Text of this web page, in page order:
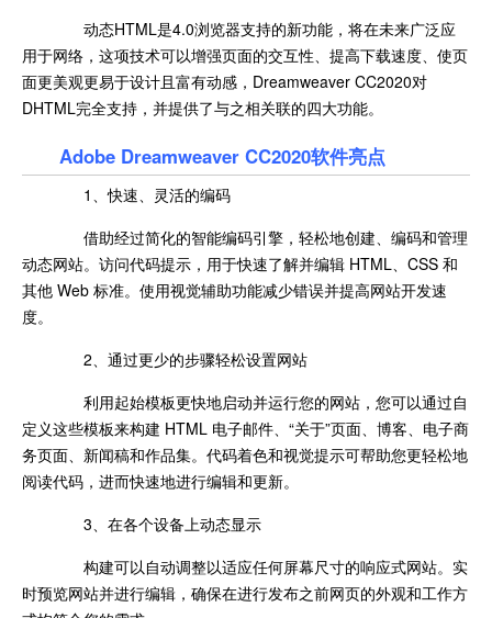
动态HTML是4.0浏览器支持的新功能，将在未来广泛应
用于网络，这项技术可以增强页面的交互性、提高下载速度、使页
面更美观更易于设计且富有动感，Dreamweaver CC2020对
DHTML完全支持，并提供了与之相关联的四大功能。
Adobe Dreamweaver CC2020软件亮点
1、快速、灵活的编码
借助经过简化的智能编码引擎，轻松地创建、编码和管理
动态网站。访问代码提示，用于快速了解并编辑 HTML、CSS 和
其他 Web 标准。使用视觉辅助功能减少错误并提高网站开发速
度。
2、通过更少的步骤轻松设置网站
利用起始模板更快地启动并运行您的网站，您可以通过自
定义这些模板来构建 HTML 电子邮件、“关于”页面、博客、电子商
务页面、新闻稿和作品集。代码着色和视觉提示可帮助您更轻松地
阅读代码，进而快速地进行编辑和更新。
3、在各个设备上动态显示
构建可以自动调整以适应任何屏幕尺寸的响应式网站。实
时预览网站并进行编辑，确保在进行发布之前网页的外观和工作方